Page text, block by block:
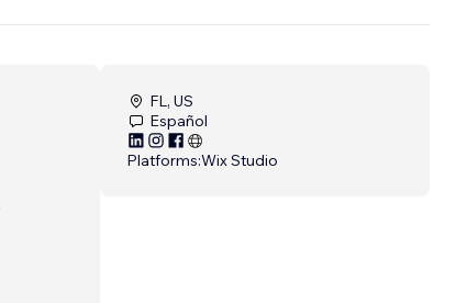
FL, US
Español
Platforms:Wix Studio